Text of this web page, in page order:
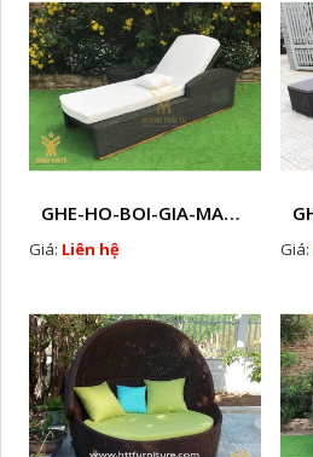
GHE-HO-BOI-GIA-MAY-HTT - B61
Giá: Liên hệ Giá: